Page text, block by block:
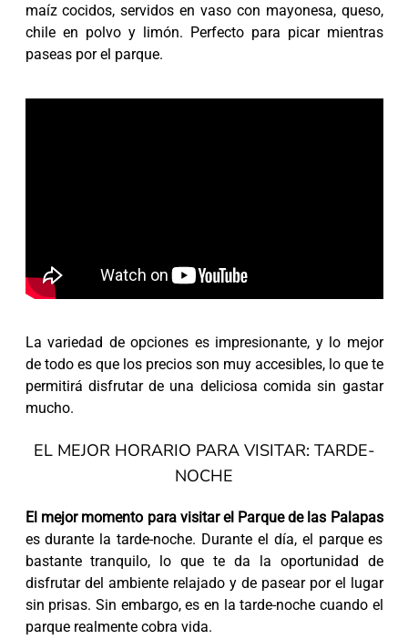
maíz cocidos, servidos en vaso con mayonesa, queso,
chile en polvo y limón. Perfecto para picar mientras
paseas por el parque.
La variedad de opciones es impresionante, y lo mejor
de todo es que los precios son muy accesibles, lo que te
permitirá disfrutar de una deliciosa comida sin gastar
mucho.
EL MEJOR HORARIO PARA VISITAR: TARDE-
NOCHE
El mejor momento para visitar el Parque de las Palapas
es durante la tarde-noche. Durante el día, el parque es
bastante tranquilo, lo que te da la oportunidad de
disfrutar del ambiente relajado y de pasear por el lugar
sin prisas. Sin embargo, es en la tarde-noche cuando el
parque realmente cobra vida.